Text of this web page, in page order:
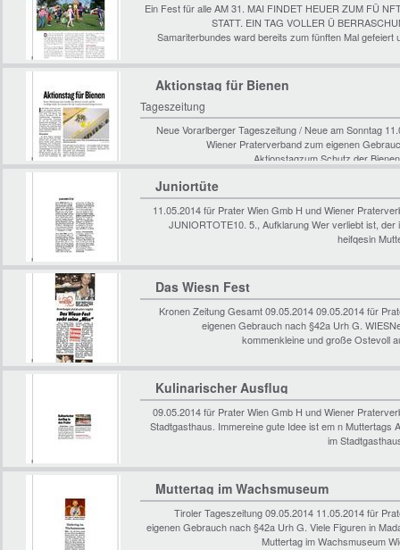
Ein Fest für alle AM 31. MAI FINDET HEUER ZUM FÜ
STATT. EIN TAG VOLLER Ü
Samariterbundes ward bereits zum fünften Mal
Aktionstag für Bienen
Tageszeitung
Neue Vorarlberger Tageszeitung / Neue am Sonntag
Wiener Praterverband zum eigenen
Aktionstagzum Schutz der
Juniortüte
11.05.2014 für Prater Wien Gmb H und Wiener
JUNIORTOTE10. 5., Aufklarung Wer verliebt ist,
heifqesin
Das Wiesn Fest
Kronen Zeitung Gesamt 09.05.2014 09.05.2014 für
eigenen Gebrauch nach §42a Urh G.
kommenkleine und große Ostevoll
Kulinarischer Ausflug
09.05.2014 für Prater Wien Gmb H und Wiener
Stadtgasthaus. Immereine gute Idee ist em n Muttertags
im
Muttertag im Wachsmuseum
Tiroler Tageszeitung 09.05.2014 11.05.2014 für
eigenen Gebrauch nach §42a Urh G. Viele Figuren in
Muttertag im Wachsmuseum